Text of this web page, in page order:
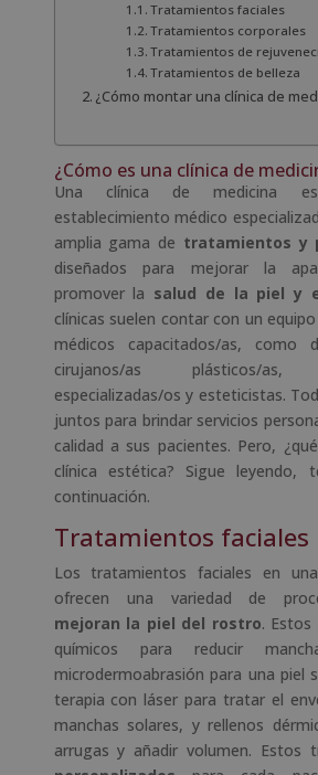
Tratamientos faciales
Tratamientos corporales
Tratamientos de
Tratamientos de belleza
¿Cómo montar una clínica de
¿Cómo es una clínica de
Una clínica de medicina
establecimiento médico
amplia gama de tratamientos y
diseñados para mejorar la
promover la salud de la piel y
clínicas suelen contar con un
médicos capacitados/as, como
cirujanos/as plásticos/as,
especializadas/os y esteticistas.
juntos para brindar servicios
calidad a sus pacientes. Pero,
clínica estética? Sigue leyendo,
continuación.
Tratamientos faciales
Los tratamientos faciales en
ofrecen una variedad de
mejoran la piel del rostro. Estos
químicos para reducir
microdermoabrasión para una piel
terapia con láser para tratar el
manchas solares, y rellenos
arrugas y añadir volumen. Estos